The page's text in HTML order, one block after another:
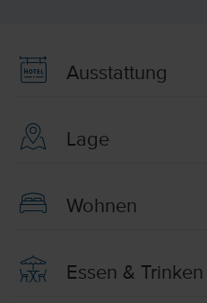
Ausstattung
Lage
Wohnen
Essen & Trinken